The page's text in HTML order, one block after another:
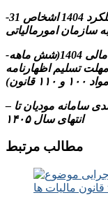
-31 شهریور مهلت ارسال اظهارنامه مالیاتی عملکرد 1404 اشخاص
سازمان امورمالیاتی
-مهلت بارگذاری دفاتر الکترونیکی سال مالی 1404(شش ماهه
تسلیم اظهارنامه
– تمدید مهلت بخشودگی جرائم ۱۰۰ درصدی سامانه مودیان تا
انتهای سال ۱۴۰۵
مطالب مرتبط